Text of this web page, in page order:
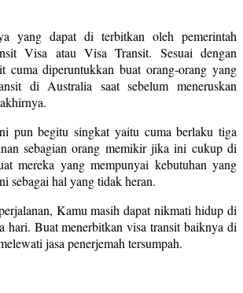
yang dapat di terbitkan oleh pemerintah
Visa atau Visa Transit. Sesuai dengan
cuma diperuntukkan buat orang-orang yang
di Australia saat sebelum meneruskan
pun begitu singkat yaitu cuma berlaku tiga
sebagian orang memikir jika ini cukup di
mereka yang mempunyai kebutuhan yang
sebagai hal yang tidak heran.
Kamu masih dapat nikmati hidup di
hari. Buat menerbitkan visa transit baiknya di
jasa penerjemah tersumpah.